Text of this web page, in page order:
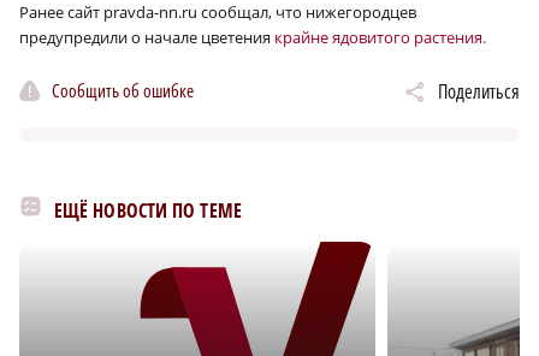
Ранее сайт pravda-nn.ru сообщал, что нижегородцев
предупредили о начале цветения крайне ядовитого растения.
Сообщить об ошибке Поделиться
ЕЩЁ НОВОСТИ ПО ТЕМЕ